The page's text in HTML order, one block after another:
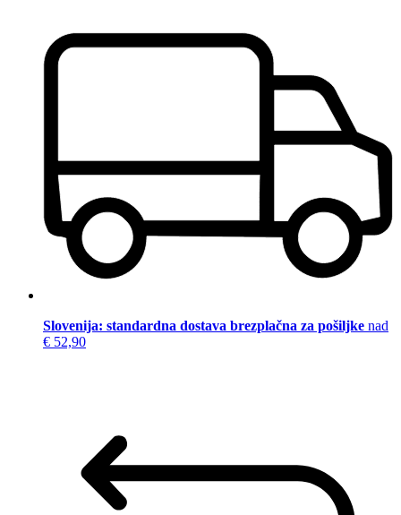
Slovenija: standardna dostava brezplačna za pošiljke nad
€ 52,90